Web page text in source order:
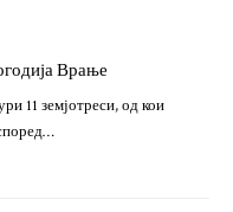
Врање
11 земјотреси, од кои